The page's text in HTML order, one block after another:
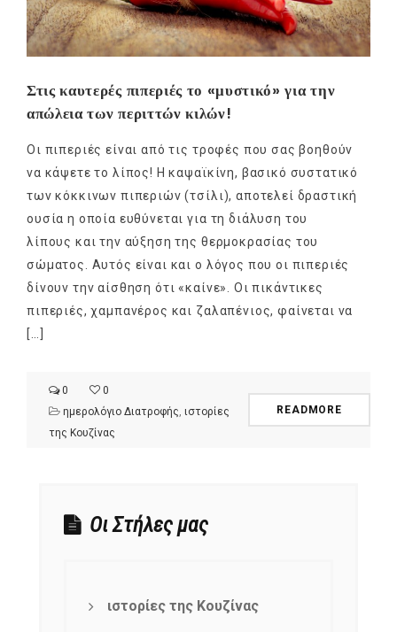
Στις καυτερές πιπεριές το «μυστικό» για την
απώλεια των περιττών κιλών!
Οι πιπεριές είναι από τις τροφές που σας βοηθούν
να κάψετε το λίπος! Η καψαϊκίνη, βασικό συστατικό
των κόκκινων πιπεριών (τσίλι), αποτελεί δραστική
ουσία η οποία ευθύνεται για τη διάλυση του
λίπους και την αύξηση της θερμοκρασίας του
σώματος. Αυτός είναι και ο λόγος που οι πιπεριές
δίνουν την αίσθηση ότι «καίνε». Οι πικάντικες
πιπεριές, χαμπανέρος και ζαλαπένιος, φαίνεται να
[…]
0
0
ημερολόγιο Διατροφής ιστορίες
της Κουζίνας
READMORE
Οι Στήλες μας
ιστορίες της Κουζίνας